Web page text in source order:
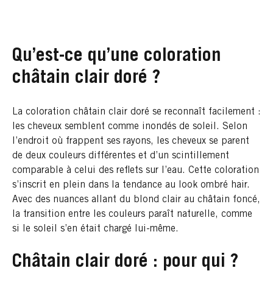
Qu’est-ce qu’une coloration
châtain clair doré ?
La coloration châtain clair doré se reconnaît facilement :
les cheveux semblent comme inondés de soleil. Selon
l’endroit où frappent ses rayons, les cheveux se parent
de deux couleurs différentes et d’un scintillement
comparable à celui des reflets sur l’eau. Cette coloration
s’inscrit en plein dans la tendance au look ombré hair.
Avec des nuances allant du blond clair au châtain foncé,
la transition entre les couleurs paraît naturelle, comme
si le soleil s’en était chargé lui-même.
Châtain clair doré : pour qui ?